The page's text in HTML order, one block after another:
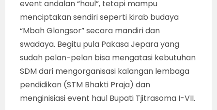
event andalan “haul”, tetapi mampu
menciptakan sendiri seperti kirab budaya
“Mbah Glongsor” secara mandiri dan
swadaya. Begitu pula Pakasa Jepara yang
sudah pelan-pelan bisa mengatasi kebutuhan
SDM dari mengorganisasi kalangan lembaga
pendidikan (STM Bhakti Praja) dan
menginisiasi event haul Bupati Tjitrasoma I-VII.